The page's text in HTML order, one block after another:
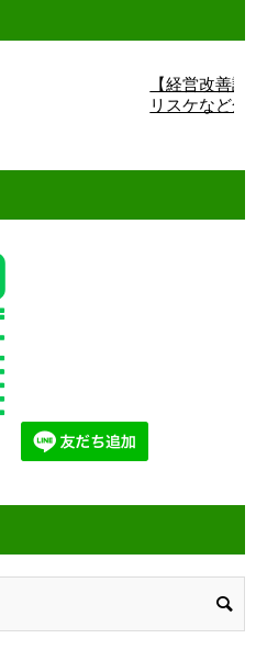
【経営改善計画】詳
リスケなど金融機関